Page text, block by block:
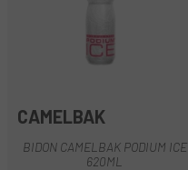
CAMELBAK
BIDON CAMELBAK PODIUM ICE
620ML